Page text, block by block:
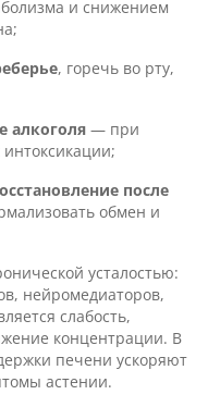
и снижением
, горечь во рту,
алкоголя — при
после
обмен и
усталостью:
нейромедиаторов,
слабость,
концентрации. В
печени ускоряют
астении.